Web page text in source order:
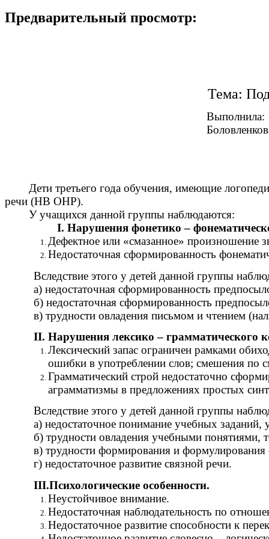
Предварительный просмотр:
Тема:
Выполнила:
Дети третьего года обучения, имеющие
речи (НВ ОНР).
У учащихся данной группы наблюдаются:
I. Нарушения фонетико –
Дефектное или «смазанное» произношение
Недостаточная сформированность
Вследствие этого у детей данной группы
а) недостаточная сформированность
б) недостаточная сформированность
в) трудности овладения письмом и чтением
II. Нарушения лексико – грамматического
Лексический запас ограничен рамками
ошибки в употреблении слов; смешения по
Грамматический строй недостаточно
аграмматизмы в предложениях простых
Вследствие этого у детей данной группы
а) недостаточное понимание учебных заданий,
б) трудности овладения учебными понятиями,
в) трудности формирования и
г) недостаточное развитие связной речи.
III.Психологические особенности.
Неустойчивое внимание.
Недостаточная наблюдательность по
Недостаточное развитие способности к